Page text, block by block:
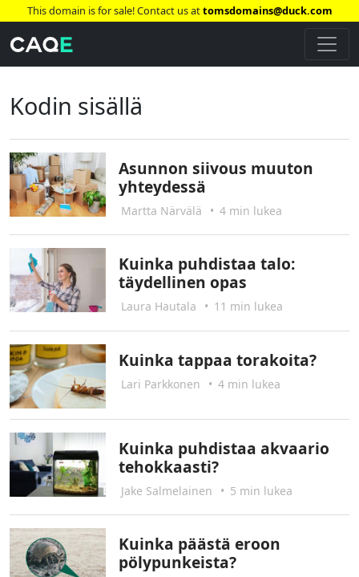
This domain is for sale! Contact us attomsdomains@duck.com
Kodin sisällä
Asunnon siivous muuton
yhteydessä
Martta Närvälä • 4 min lukea
Kuinka puhdistaa talo:
täydellinen opas
Laura Hautala • 11 min lukea
Kuinka tappaa torakoita?
Lari Parkkonen • 4 min lukea
Kuinka puhdistaa akvaario
tehokkaasti?
Jake Salmelainen • 5 min lukea
Kuinka päästä eroon
pölypunkeista?